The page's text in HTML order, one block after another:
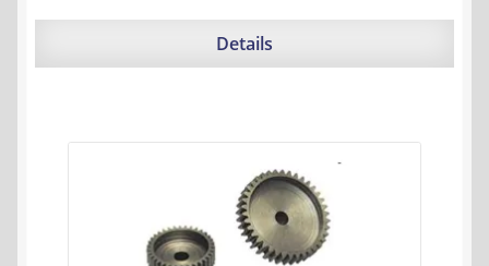
war:
ist:
Details